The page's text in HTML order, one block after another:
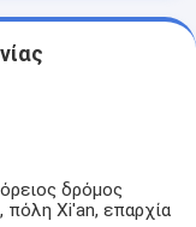
δρόμος
πόλη Xi'an, επαρχία